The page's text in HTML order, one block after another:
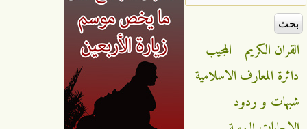
القران الكريم
المجيب
دائرة المعارف الاسلامية
شبهات و ردود